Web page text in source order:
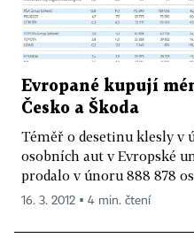
Evropané kupují
Česko a Škoda
Téměř o desetinu klesly v
osobních aut v Evropské
prodalo v únoru 888 878
16. 3. 2012 ▪ 4 min. čtení